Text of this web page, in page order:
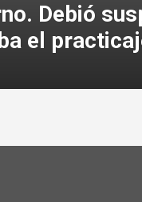
Debió
el